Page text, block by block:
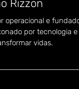
Rizzon
operacional e
por tecnologia
vidas.